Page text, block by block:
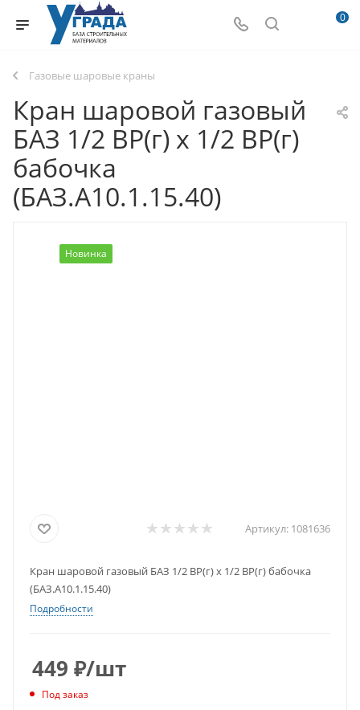
0
Газовые шаровые краны
Кран шаровой газовый
БАЗ 1/2 ВР(г) х 1/2 ВР(г)
бабочка
(БАЗ.А10.1.15.40)
Новинка
Артикул: 1081636
Кран шаровой газовый БАЗ 1/2 ВР(г) х 1/2 ВР(г) бабочка
(БАЗ.А10.1.15.40)
Подробности
449 ₽/шт
Под заказ